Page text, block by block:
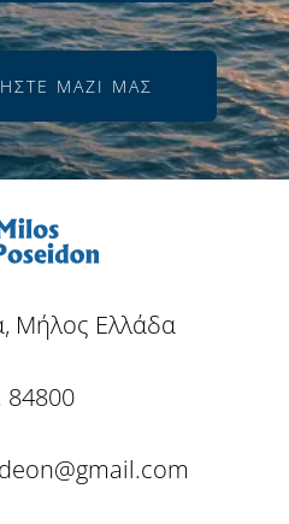
ΜΑΖΊ ΜΑΣ
Μήλος Ελλάδα
84800